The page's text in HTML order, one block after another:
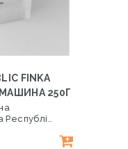
FINKA
250Г
Республі..